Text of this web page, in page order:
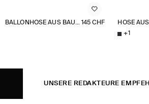
BALLONHOSE AUS BAUMWOLL-MIX MIT FALTEN 145 CHF
+1
UNSERE REDAKTEURE